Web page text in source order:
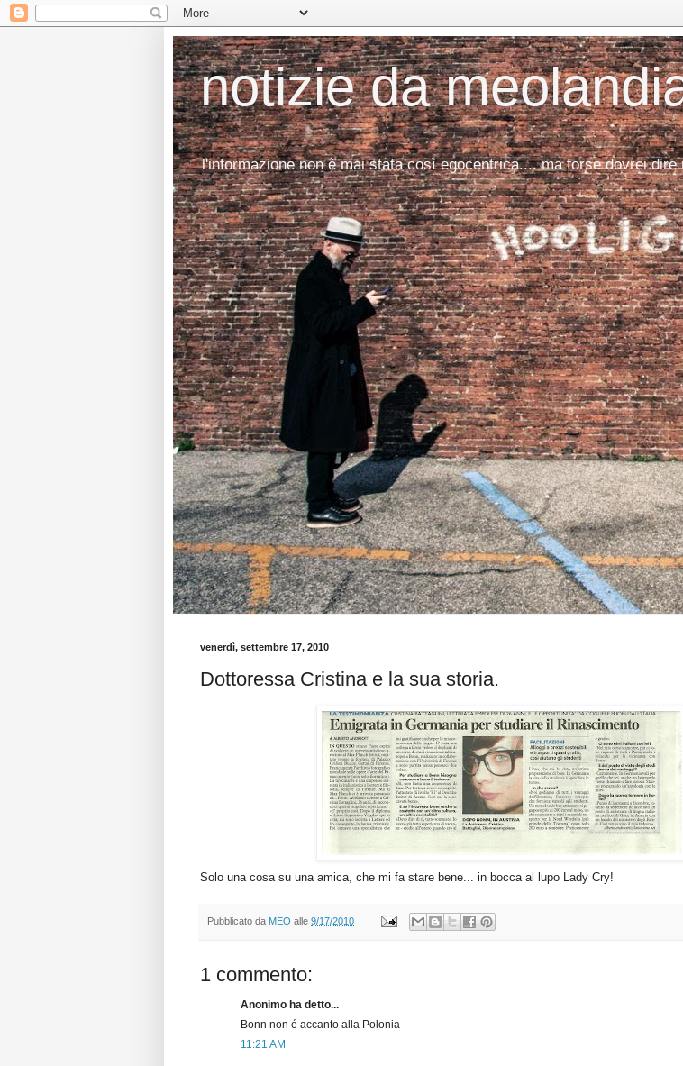
notizie da
l'informazione non è mai stata così egocentrica.... ma forse dovrei dire
venerdì, settembre 17, 2010
Dottoressa Cristina e la sua storia.
Solo una cosa su una amica, che mi fa stare bene... in bocca al lupo Lady Cry!
Pubblicato da MEO alle 9/17/2010
1 commento:
Anonimo ha detto...
Bonn non é accanto alla Polonia
11:21 AM